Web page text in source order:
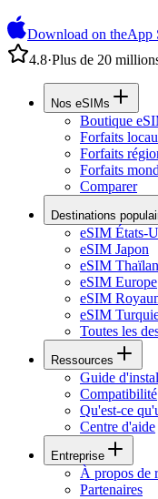
Download on theApp
4.8·Plus de 20
Nos eSIMs
Boutique
Forfaits
Forfaits
Forfaits
Comparer
Destinations
eSIM États-
eSIM Japon
eSIM
eSIM Europe
eSIM
eSIM
Toutes les
Ressources
Guide
Compatibilité
Qu'est-ce
Centre d'aide
Entreprise
À propos de
Partenaires